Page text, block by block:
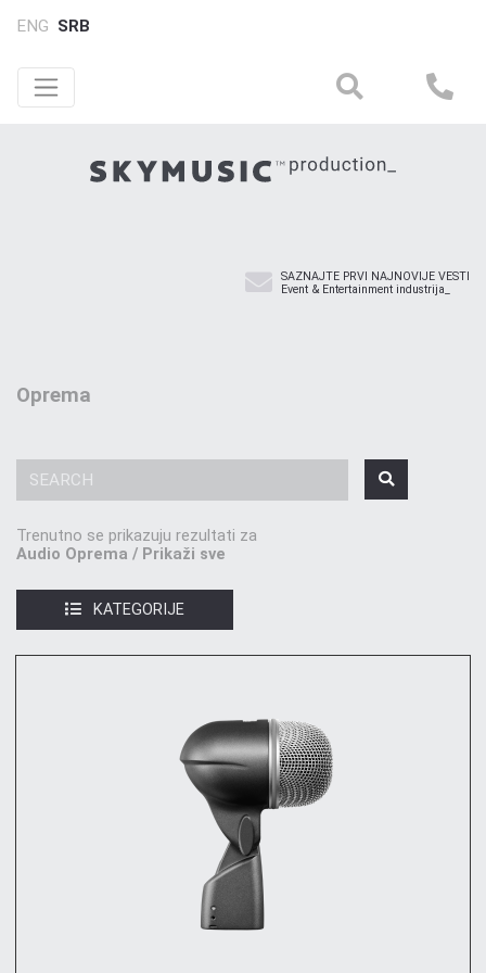
ENG SRB
SAZNAJTE PRVI NAJNOVIJE VESTI
Event & Entertainment industrija_
Oprema
Trenutno se prikazuju rezultati za
Audio Oprema / Prikaži sve
KATEGORIJE